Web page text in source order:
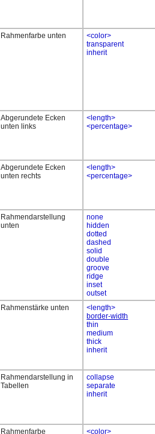
Rahmenfarbe unten
<color>
transparent
inherit
Abgerundete Ecken
unten links
<length>
<percentage>
Abgerundete Ecken
unten rechts
<length>
<percentage>
Rahmendarstellung
unten
none
hidden
dotted
dashed
solid
double
groove
ridge
inset
outset
Rahmenstärke unten
<length>
border-width
thin
medium
thick
inherit
Rahmendarstellung in
Tabellen
collapse
separate
inherit
Rahmenfarbe
<color>